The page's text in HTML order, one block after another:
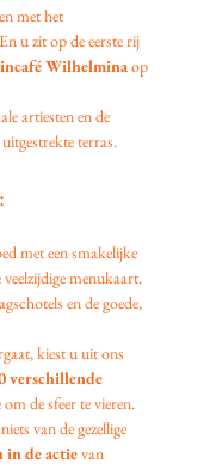
met het
u zit op de eerste rij
Wilhelmina op
artiesten en de
terras.
met een smakelijke
veelzijdige menukaart.
en de goede,
kiest u uit ons
verschillende
de sfeer te vieren.
van de gezellige
in de actie van